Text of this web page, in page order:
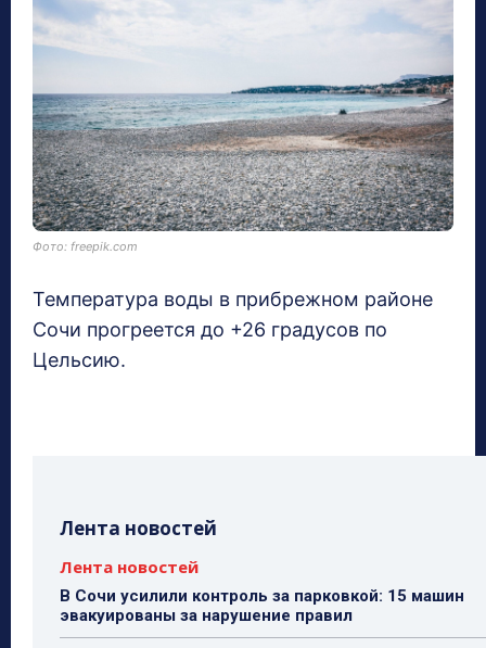
Фото: freepik.com
Температура воды в прибрежном районе
Сочи прогреется до +26 градусов по
Цельсию.
Лента новостей
Лента новостей
В Сочи усилили контроль за парковкой: 15 машин
эвакуированы за нарушение правил